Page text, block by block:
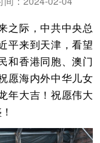
际，中共中央总
平来到天津，看望
和香港同胞、澳门
愿海内外中华儿女
年大吉！祝愿伟大